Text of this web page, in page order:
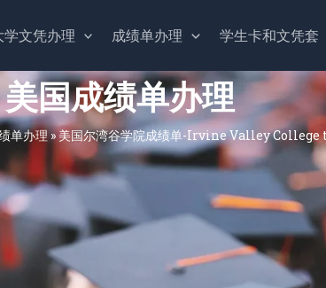
学文凭办理 成绩单办理 学生卡和文凭套
美国成绩单办理
单办理»美国尔湾谷学院成绩单-Irvine Valley